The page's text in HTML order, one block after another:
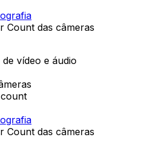
Count das câmeras
vídeo e áudio
Count das câmeras